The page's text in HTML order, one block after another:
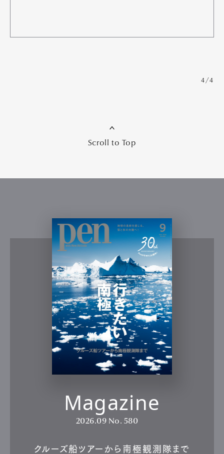
4/4
Scroll to Top
Magazine
2026.09 No. 580
クルーズ船ツアーから南極観測隊まで